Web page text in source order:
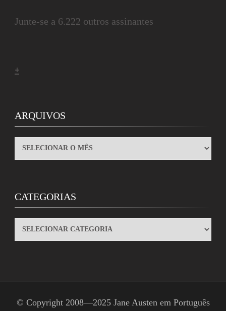
Junte-se a 6.222 outros assinantes
+
ARQUIVOS
ARQUIVOS
CATEGORIAS
CATEGORIAS
© Copyright 2008—2025 Jane Austen em Português